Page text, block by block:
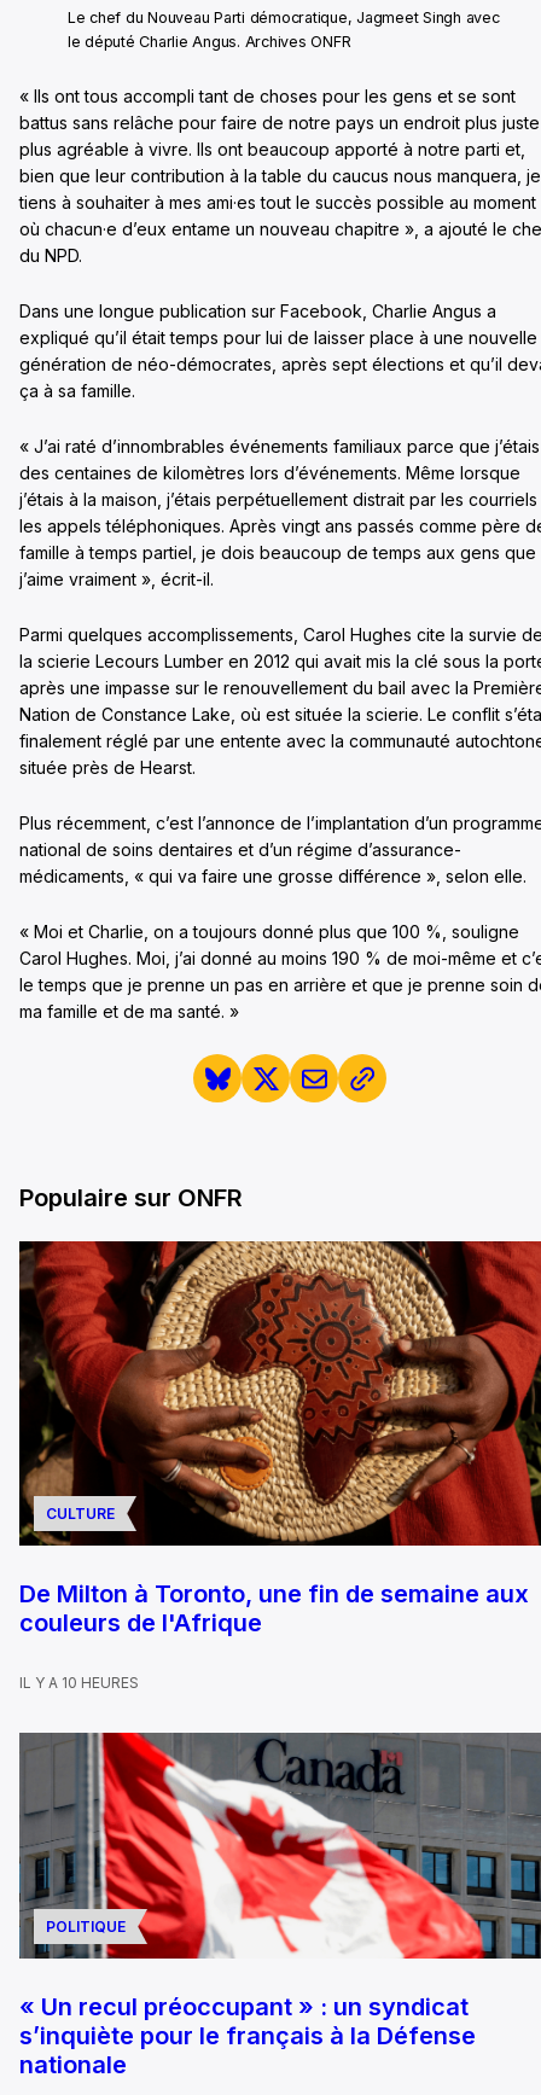
Le chef du Nouveau Parti démocratique, Jagmeet Singh avec
le député Charlie Angus. Archives ONFR
« Ils ont tous accompli tant de choses pour les gens et se sont
battus sans relâche pour faire de notre pays un endroit plus
plus agréable à vivre. Ils ont beaucoup apporté à notre parti et,
bien que leur contribution à la table du caucus nous manquera, je
tiens à souhaiter à mes ami·es tout le succès possible au moment
où chacun·e d’eux entame un nouveau chapitre », a ajouté le
du NPD.
Dans une longue publication sur Facebook, Charlie Angus a
expliqué qu’il était temps pour lui de laisser place à une nouvelle
génération de néo-démocrates, après sept élections et qu’il
ça à sa famille.
« J’ai raté d’innombrables événements familiaux parce que
des centaines de kilomètres lors d’événements. Même lorsque
j’étais à la maison, j’étais perpétuellement distrait par les
les appels téléphoniques. Après vingt ans passés comme père
famille à temps partiel, je dois beaucoup de temps aux gens que
j’aime vraiment », écrit-il.
Parmi quelques accomplissements, Carol Hughes cite la survie
la scierie Lecours Lumber en 2012 qui avait mis la clé sous la
après une impasse sur le renouvellement du bail avec la
Nation de Constance Lake, où est située la scierie. Le conflit
finalement réglé par une entente avec la communauté
située près de Hearst.
Plus récemment, c’est l’annonce de l’implantation d’un
national de soins dentaires et d’un régime d’assurance-
médicaments, « qui va faire une grosse différence », selon elle.
« Moi et Charlie, on a toujours donné plus que 100 %, souligne
Carol Hughes. Moi, j’ai donné au moins 190 % de moi-même et
le temps que je prenne un pas en arrière et que je prenne soin
ma famille et de ma santé. »
Populaire sur ONFR
CULTURE
De Milton à Toronto, une fin de semaine aux
couleurs de l'Afrique
IL Y A 10 HEURES
POLITIQUE
« Un recul préoccupant » : un syndicat
s’inquiète pour le français à la Défense
nationale